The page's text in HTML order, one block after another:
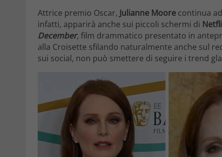
Attrice premio Oscar, Julianne Moore continua
infatti, apparirà anche sui piccoli schermi di
December, film drammatico presentato in
alla Croisette sfilando naturalmente anche sul
sui social, non può smettere di seguire i trend